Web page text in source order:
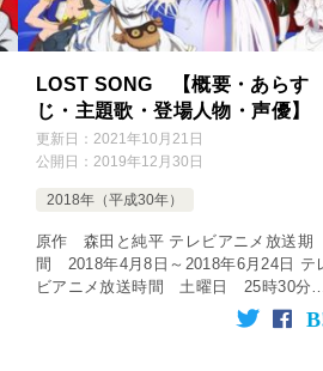
LOST SONG 【概要・あらす
じ・主題歌・登場人物・声優】
更新日： 2021年10月21日
公開日： 2019年12月30日
2018年（平成30年）
原作 森田と純平 テレビアニメ放送期
間 2018年4月8日～2018年6月24日 テ
ビアニメ放送時間 土曜日 25時30分
26時00分 放送局 独立UHF局 話数 全
12話 [tubepress output= […]